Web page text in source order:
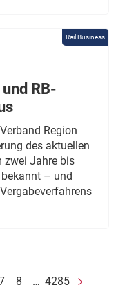
Rail Business
RB-
Region
des aktuellen
zwei Jahre bis
– und
8 … 4285